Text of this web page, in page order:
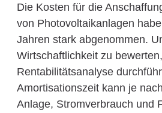
Die Kosten für die
von Photovoltaikanlagen
Jahren stark abgenommen.
Wirtschaftlichkeit zu
Rentabilitätsanalyse
Amortisationszeit kann je
Anlage, Stromverbrauch und